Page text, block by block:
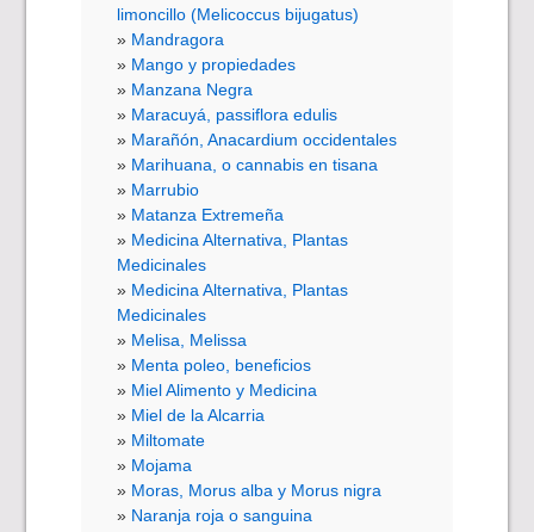
limoncillo (Melicoccus bijugatus)
Mandragora
Mango y propiedades
Manzana Negra
Maracuyá, passiflora edulis
Marañón, Anacardium occidentales
Marihuana, o cannabis en tisana
Marrubio
Matanza Extremeña
Medicina Alternativa, Plantas
Medicinales
Medicina Alternativa, Plantas
Medicinales
Melisa, Melissa
Menta poleo, beneficios
Miel Alimento y Medicina
Miel de la Alcarria
Miltomate
Mojama
Moras, Morus alba y Morus nigra
Naranja roja o sanguina